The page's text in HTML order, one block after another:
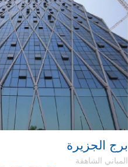
برج الجزيرة
المباني الشاهقة